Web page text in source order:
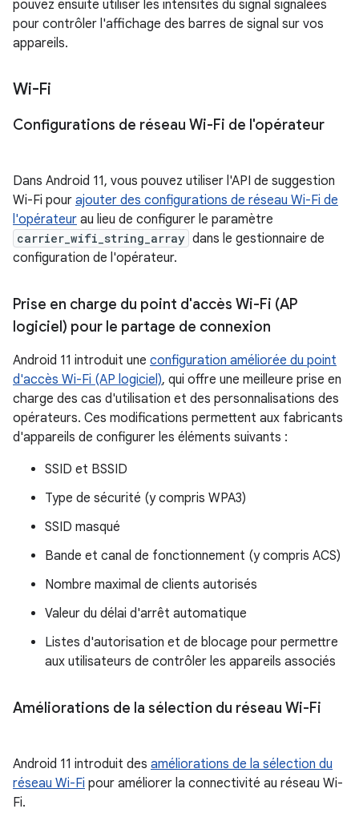
pouvez ensuite utiliser les intensités du signal signalées
pour contrôler l'affichage des barres de signal sur vos
appareils.
Wi-Fi
Configurations de réseau Wi-Fi de l'opérateur
Dans Android 11, vous pouvez utiliser l'API de suggestion
Wi-Fi pour ajouter des configurations de réseau Wi-Fi de
l'opérateur au lieu de configurer le paramètre
carrier_wifi_string_array dans le gestionnaire de
configuration de l'opérateur.
Prise en charge du point d'accès Wi-Fi (AP
logiciel) pour le partage de connexion
Android 11 introduit une configuration améliorée du point
d'accès Wi-Fi (AP logiciel), qui offre une meilleure prise en
charge des cas d'utilisation et des personnalisations des
opérateurs. Ces modifications permettent aux fabricants
d'appareils de configurer les éléments suivants :
SSID et BSSID
Type de sécurité (y compris WPA3)
SSID masqué
Bande et canal de fonctionnement (y compris ACS)
Nombre maximal de clients autorisés
Valeur du délai d'arrêt automatique
Listes d'autorisation et de blocage pour permettre
aux utilisateurs de contrôler les appareils associés
Améliorations de la sélection du réseau Wi-Fi
Android 11 introduit des améliorations de la sélection du
réseau Wi-Fi pour améliorer la connectivité au réseau Wi-
Fi.